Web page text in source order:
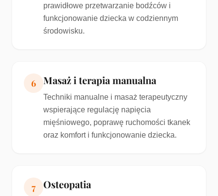
prawidłowe przetwarzanie bodźców i
funkcjonowanie dziecka w codziennym
środowisku.
6 Masaż i terapia manualna
Techniki manualne i masaż terapeutyczny
wspierające regulację napięcia
mięśniowego, poprawę ruchomości tkanek
oraz komfort i funkcjonowanie dziecka.
7 Osteopatia